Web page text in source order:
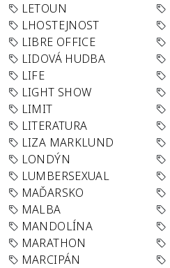
LETOUN
LHOSTEJNOST
LIBRE OFFICE
LIDOVÁ HUDBA
LIFE
LIGHT SHOW
LIMIT
LITERATURA
LIZA MARKLUND
LONDÝN
LUMBERSEXUAL
MAĎARSKO
MALBA
MANDOLÍNA
MARATHON
MARCIPÁN